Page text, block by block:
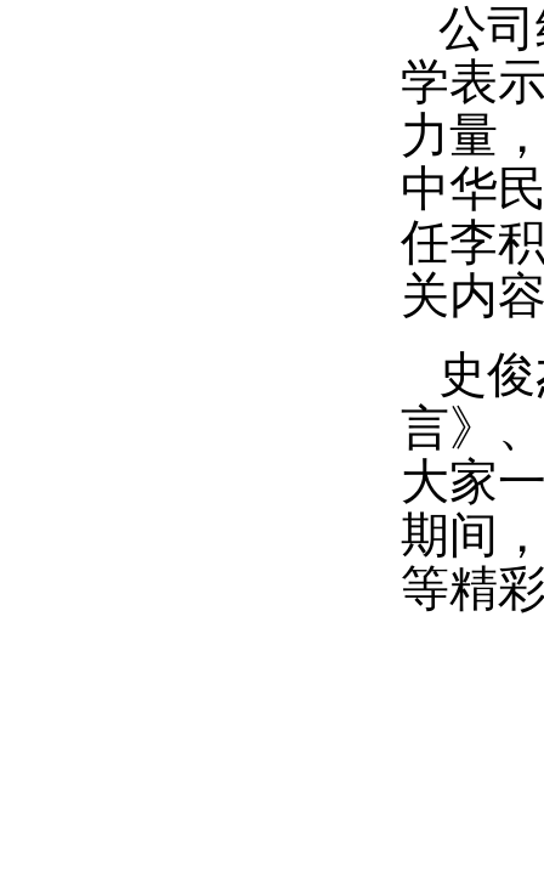
公
学表
力量
中华
任李
关内
史
言》
大家
期间
等精